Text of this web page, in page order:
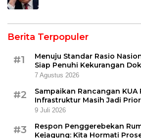
Berita Terpopuler
#1
Menuju Standar Rasio
Siap Penuhi Kekurangan
7 Agustus 2026
#2
Sampaikan Rancangan KUA
Infrastruktur Masih Jadi
9 Juli 2026
#3
Respon Penggerebekan
Kejagung: Kita Hormati